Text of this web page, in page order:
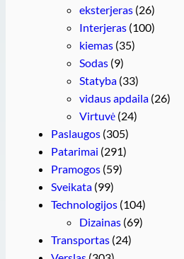
eksterjeras (26)
Interjeras (100)
kiemas (35)
Sodas (9)
Statyba (33)
vidaus apdaila (26)
Virtuvė (24)
Paslaugos (305)
Patarimai (291)
Pramogos (59)
Sveikata (99)
Technologijos (104)
Dizainas (69)
Transportas (24)